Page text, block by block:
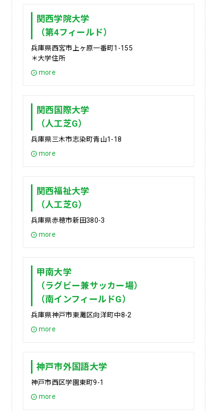
関西学院大学
（第4フィールド）
兵庫県西宮市上ヶ原一番町1-155
＊大学住所
more
関西国際大学
（人工芝G）
兵庫県三木市志染町青山1-18
more
関西福祉大学
（人工芝G）
兵庫県赤穂市新田380-3
more
甲南大学
（ラグビー兼サッカー場）
（南インフィールドG）
兵庫県神戸市東灘区向洋町中8-2
more
神戸市外国語大学
神戸市西区学園東町9-1
more